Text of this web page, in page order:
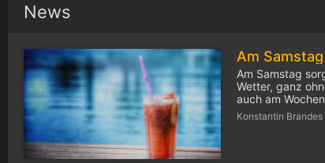
News
Konstantin Brandes
Am Samstag
Wetter, ganz
auch am